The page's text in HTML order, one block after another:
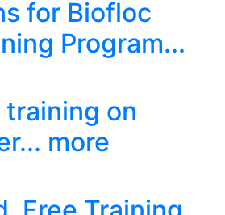
for Biofloc
Program...
on
more